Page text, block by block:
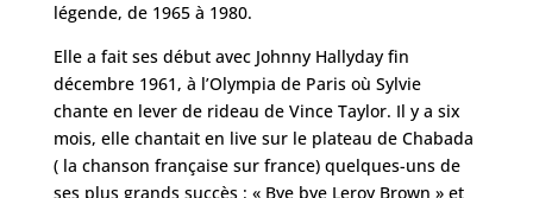
légende, de 1965 à 1980.
Elle a fait ses début avec Johnny Hallyday fin
décembre 1961, à l’Olympia de Paris où Sylvie
chante en lever de rideau de Vince Taylor. Il y a six
mois, elle chantait en live sur le plateau de Chabada
( la chanson française sur france) quelques-uns de
ses plus grands succès : « Bye bye Leroy Brown » et